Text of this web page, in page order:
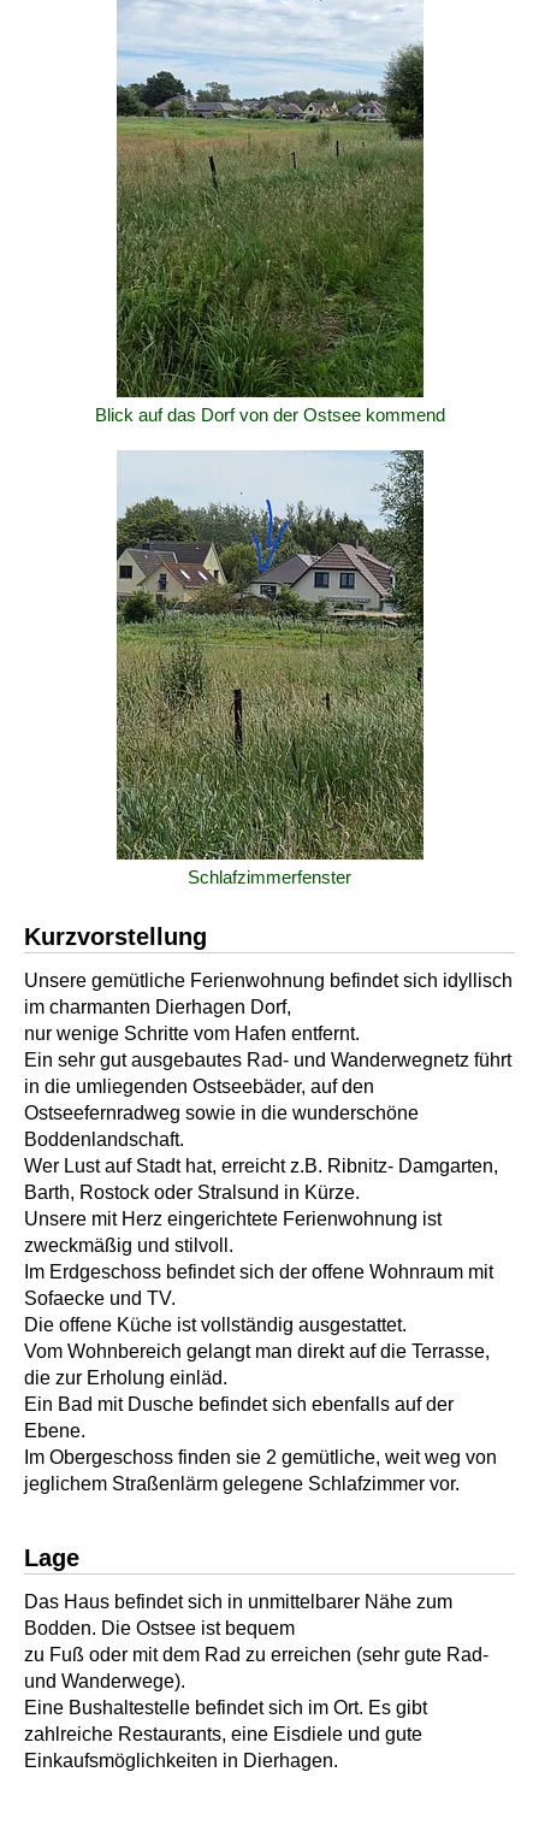
Blick auf das Dorf von der Ostsee kommend
Schlafzimmerfenster
Kurzvorstellung
Unsere gemütliche Ferienwohnung befindet sich idyllisch
im charmanten Dierhagen Dorf,
nur wenige Schritte vom Hafen entfernt.
Ein sehr gut ausgebautes Rad- und Wanderwegnetz führt
in die umliegenden Ostseebäder, auf den
Ostseefernradweg sowie in die wunderschöne
Boddenlandschaft.
Wer Lust auf Stadt hat, erreicht z.B. Ribnitz- Damgarten,
Barth, Rostock oder Stralsund in Kürze.
Unsere mit Herz eingerichtete Ferienwohnung ist
zweckmäßig und stilvoll.
Im Erdgeschoss befindet sich der offene Wohnraum mit
Sofaecke und TV.
Die offene Küche ist vollständig ausgestattet.
Vom Wohnbereich gelangt man direkt auf die Terrasse,
die zur Erholung einläd.
Ein Bad mit Dusche befindet sich ebenfalls auf der
Ebene.
Im Obergeschoss finden sie 2 gemütliche, weit weg von
jeglichem Straßenlärm gelegene Schlafzimmer vor.
Lage
Das Haus befindet sich in unmittelbarer Nähe zum
Bodden. Die Ostsee ist bequem
zu Fuß oder mit dem Rad zu erreichen (sehr gute Rad-
und Wanderwege).
Eine Bushaltestelle befindet sich im Ort. Es gibt
zahlreiche Restaurants, eine Eisdiele und gute
Einkaufsmöglichkeiten in Dierhagen.